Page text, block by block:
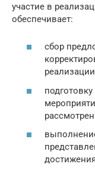
участие в
обеспечивает:
сбор